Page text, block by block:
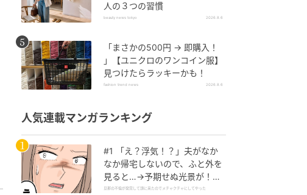
人の３つの習慣
beauty news tokyo 2026.8.6
「まさかの500円 → 即購入！
」【ユニクロのワンコイン服】
見つけたらラッキーかも！
fashion trend news 2026.8.6
人気連載マンガランキング
#1 「え？浮気！？」夫がなか
なか帰宅しないので、ふと外を
見ると…→予期せぬ光景が！｜
旦那の不倫が発覚して頭に来た
旦那の不倫が発覚して頭に来たのでメチャクチャにしてやった